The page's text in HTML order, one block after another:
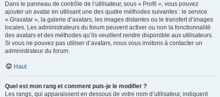
Dans le panneau de contrôle de l’utilisateur, sous « Profil », vous pouvez
ajouter un avatar en utilisant une des quatre méthodes suivantes : le service
« Gravatar », la galerie d’avatars, les images distantes ou le transfert d’images
locales. Les administrateurs du forum peuvent activer ou non la fonctionnalité
des avatars et des méthodes qu’ils veuillent rendre disponible aux utilisateurs.
Si vous ne pouvez pas utiliser d’avatars, nous vous invitons à contacter un
administrateur du forum.
Haut
Quel est mon rang et comment puis-je le modifier ?
Les rangs, qui apparaissent en dessous de votre nom d’utilisateur, indiquent